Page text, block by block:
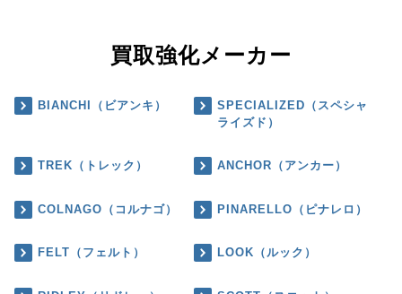
買取強化メーカー
BIANCHI（ビアンキ）
SPECIALIZED（スペシャ
ライズド）
TREK（トレック） ANCHOR（アンカー）
COLNAGO（コルナゴ） PINARELLO（ピナレロ）
FELT（フェルト） LOOK（ルック）